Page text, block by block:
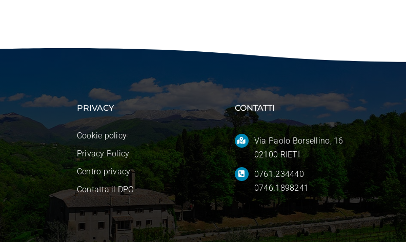
PRIVACY
Cookie policy
Privacy Policy
Centro privacy
Contatta il DPO
CONTATTI
Via Paolo Borsellino, 16
02100 RIETI
0761.234440
0746.1898241